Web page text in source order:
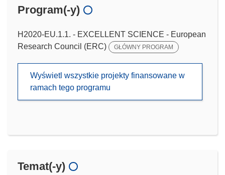
Program(-y)
H2020-EU.1.1. - EXCELLENT SCIENCE - European
Research Council (ERC)
GŁÓWNY PROGRAM
Wyświetl wszystkie projekty finansowane w
ramach tego programu
Temat(-y)